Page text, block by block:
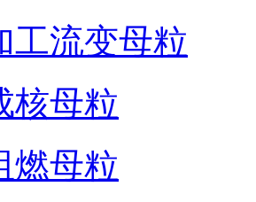
流变母粒
母粒
母粒